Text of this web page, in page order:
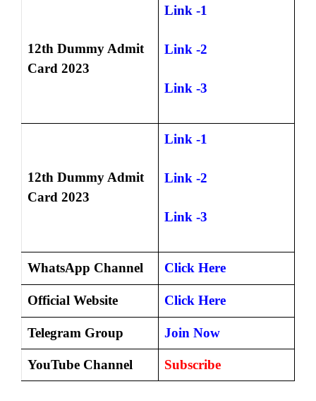
12th Dummy Admit
Card 2023
Link -1
Link -2
Link -3
12th Dummy Admit
Card 2023
Link -1
Link -2
Link -3
WhatsApp Channel Click Here
Official Website Click Here
Telegram Group Join Now
YouTube Channel Subscribe